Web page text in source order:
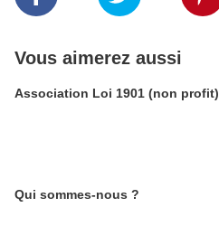
Vous aimerez aussi
Association Loi 1901 (non profit)
Qui sommes-nous ?